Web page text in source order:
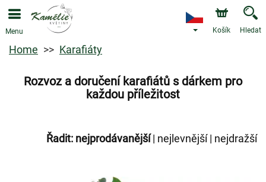
Menu Košík Hledat
Home Karafiáty
Rozvoz a doručení karafiátů s dárkem pro
každou příležitost
Řadit: nejprodávanější| nejlevnější| nejdražší